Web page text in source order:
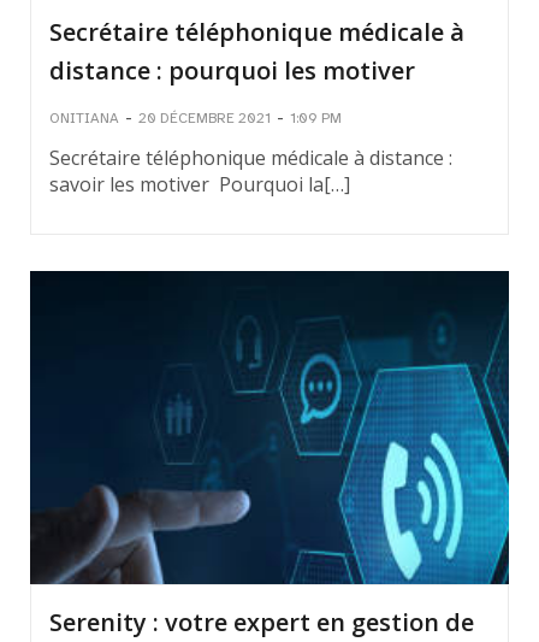
Secrétaire téléphonique médicale à
distance : pourquoi les motiver
ONITIANA - 20 DÉCEMBRE 2021 - 1:09 PM
Secrétaire téléphonique médicale à distance :
savoir les motiver Pourquoi la[…]
Serenity : votre expert en gestion de